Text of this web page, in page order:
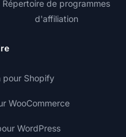
Répertoire de programmes
d'affiliation
pour Shopify
WooCommerce
WordPress